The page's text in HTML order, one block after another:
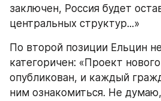
заключен, Россия будет
центральных структур...»
По второй позиции Ельцин
категоричен: «Проект
опубликован, и каждый
ним ознакомиться. Не